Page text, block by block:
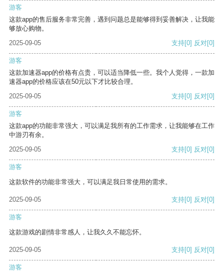
游客
这款app的售后服务非常完善，遇到问题总是能够得到妥善解决，让我能
够放心购物。
2025-09-05
支持[0] 反对[0]
游客
这款加速器app的价格有点贵，可以适当降低一些。我个人觉得，一款加
速器app的价格应该在50元以下才比较合理。
2025-09-05
支持[0] 反对[0]
游客
这款app的功能非常强大，可以满足我所有的工作需求，让我能够在工作
中游刃有余。
2025-09-05
支持[0] 反对[0]
游客
这款软件的功能非常强大，可以满足我日常使用的需求。
2025-09-05 支持[0] 反对[0]
游客
这款游戏的剧情非常感人，让我久久不能忘怀。
2025-09-05 支持[0] 反对[0]
游客